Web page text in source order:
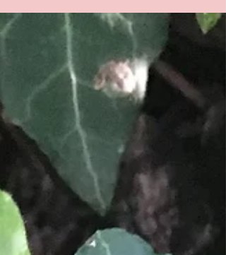
Stechpalme
Die erste Pflanze, die dieses Jahr meine
Aufmerksamkeit auf sich gezogen hat, war die
Stechpalme. Eine kleine rote Beere wollte ich